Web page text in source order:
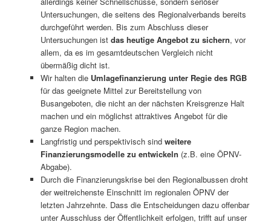
Untersuchungen, die seitens des Regionalverbands bereits
durchgeführt werden. Bis zum Abschluss dieser
Untersuchungen ist das heutige Angebot zu sichern, vor
allem, da es im gesamtdeutschen Vergleich nicht
übermäßig dicht ist.
Wir halten die Umlagefinanzierung unter Regie des RGB
für das geeignete Mittel zur Bereitstellung von
Busangeboten, die nicht an der nächsten Kreisgrenze Halt
machen und ein möglichst attraktives Angebot für die
ganze Region machen.
Langfristig und perspektivisch sind weitere
Finanzierungsmodelle zu entwickeln (z.B. eine ÖPNV-
Abgabe).
Durch die Finanzierungskrise bei den Regionalbussen droht
der weitreichenste Einschnitt im regionalen ÖPNV der
letzten Jahrzehnte. Dass die Entscheidungen dazu offenbar
unter Ausschluss der Öffentlichkeit erfolgen, trifft auf unser